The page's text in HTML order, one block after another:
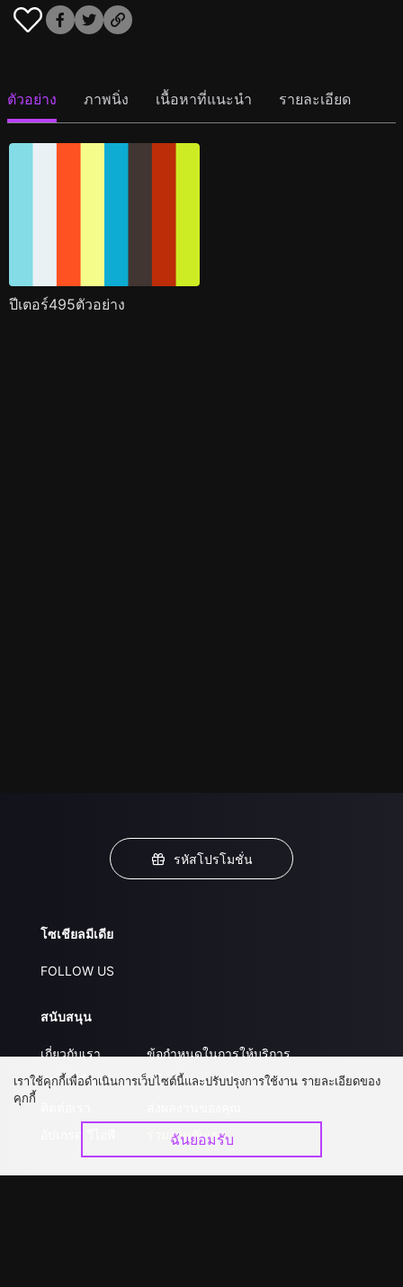
ตัวอย่าง ภาพนิ่ง เนื้อหาที่แนะนำ รายละเอียด
ปีเตอร์495ตัวอย่าง
รหัสโปรโมชั่น
โซเชียลมีเดีย
FOLLOW US
สนับสนุน
เกี่ยวกับเรา
คำถามที่พบบ่อย
ข้อกำหนดในการให้บริการ
นโยบายความเป็นส่วนตัว
ร่วมงานกับเรา
เราใช้คุกกี้เพื่อดำเนินการเว็บไซต์นี้และปรับปรุงการใช้งาน รายละเอียดของ
คุกกี้
ฉันยอมรับ